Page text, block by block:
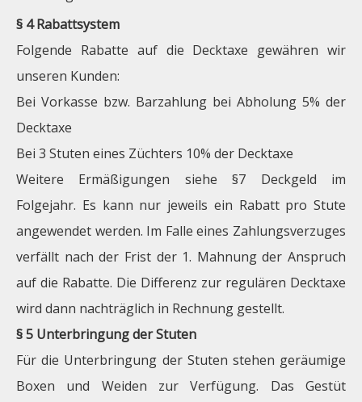
§ 4 Rabattsystem
Folgende Rabatte auf die Decktaxe gewähren wir
unseren Kunden:
Bei Vorkasse bzw. Barzahlung bei Abholung 5% der
Decktaxe
Bei 3 Stuten eines Züchters 10% der Decktaxe
Weitere Ermäßigungen siehe §7 Deckgeld im
Folgejahr. Es kann nur jeweils ein Rabatt pro Stute
angewendet werden. Im Falle eines Zahlungsverzuges
verfällt nach der Frist der 1. Mahnung der Anspruch
auf die Rabatte. Die Differenz zur regulären Decktaxe
wird dann nachträglich in Rechnung gestellt.
§ 5 Unterbringung der Stuten
Für die Unterbringung der Stuten stehen geräumige
Boxen und Weiden zur Verfügung. Das Gestüt